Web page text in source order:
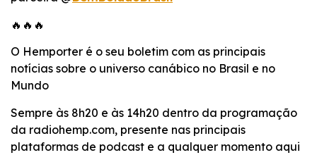
🔥🔥🔥
O Hemporter é o seu boletim com as principais
notícias sobre o universo canábico no Brasil e no
Mundo
Sempre às 8h20 e às 14h20 dentro da programação
da radiohemp.com, presente nas principais
plataformas de podcast e a qualquer momento aqui